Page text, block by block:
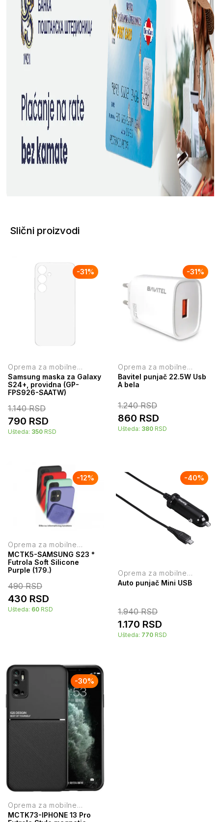
Slični proizvodi
-31%
Oprema za mobilne
telefone
Samsung maska za Galaxy
S24+, providna (GP-
FPS926-SAATW)
1.140RSD
790 RSD
Ušteda: 350 RSD
-31%
Oprema za mobilne
telefone
Bavitel punjač 22.5W Usb
A bela
1.240RSD
860 RSD
Ušteda: 380 RSD
-12%
Oprema za mobilne
telefone
MCTK5-SAMSUNG S23 *
Futrola Soft Silicone
Purple (179.)
490RSD
430 RSD
Ušteda: 60 RSD
-40%
Oprema za mobilne
telefone
Auto punjač Mini USB
1.940RSD
1.170 RSD
Ušteda: 770 RSD
-30%
Oprema za mobilne
telefone
MCTK73-IPHONE 13 Pro